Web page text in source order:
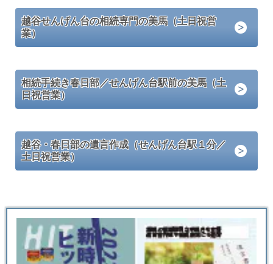
越谷せんげん台の相続専門の美馬（土日祝営
業）
相続手続き春日部／せんげん台駅前の美馬（土
日祝営業）
越谷・春日部の遺言作成（せんげん台駅１分／
土日祝営業）